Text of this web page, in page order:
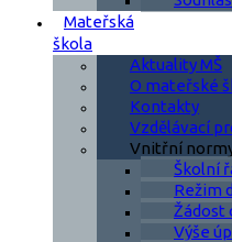
Mateřská
škola
Aktuality MŠ
O mateřské
Kontakty
Vzdělávací
Vnitřní
Školní
Režim
Žádost
Výše